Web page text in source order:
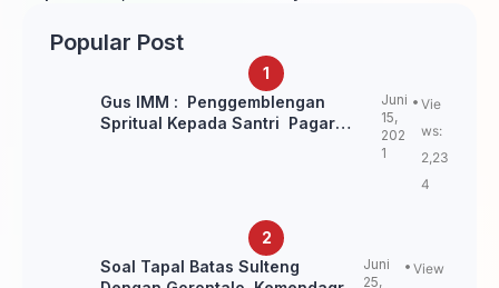
Popular Post
Gus IMM : Penggemblengan
Spritual Kepada Santri Pagar
Juni
15,
202
1
Vie
ws:
2,23
4
Soal Tapal Batas Sulteng
Juni
25,
View